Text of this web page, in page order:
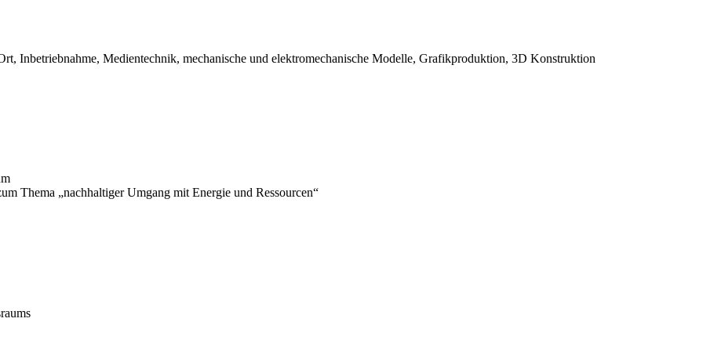
Inbetriebnahme, Medientechnik, mechanische und elektromechanische Modelle, Grafikproduktion, 3D Konstruktion
Thema „nachhaltiger Umgang mit Energie und Ressourcen“